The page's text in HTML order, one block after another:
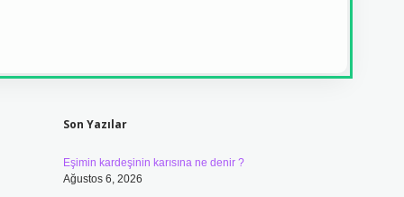
Son Yazılar
Eşimin kardeşinin karısına ne denir ?
Ağustos 6, 2026